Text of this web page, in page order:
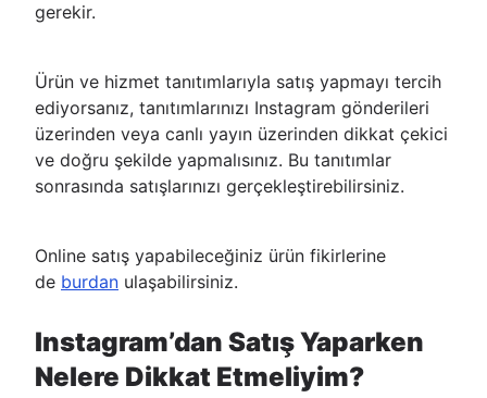
gerekir.
Ürün ve hizmet tanıtımlarıyla satış yapmayı tercih
ediyorsanız, tanıtımlarınızı Instagram gönderileri
üzerinden veya canlı yayın üzerinden dikkat çekici
ve doğru şekilde yapmalısınız. Bu tanıtımlar
sonrasında satışlarınızı gerçekleştirebilirsiniz.
Online satış yapabileceğiniz ürün fikirlerine
de burdan ulaşabilirsiniz.
Instagram’dan Satış Yaparken
Nelere Dikkat Etmeliyim?